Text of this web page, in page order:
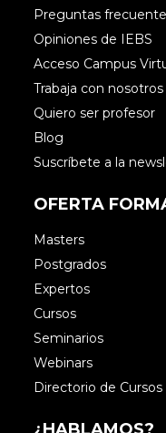
Preguntas
Opiniones de IEBS
Acceso Campus
Trabaja con nosotros
Quiero ser profesor
Blog
Suscríbete a la
OFERTA
Masters
Postgrados
Expertos
Cursos
Seminarios
Webinars
Directorio de Cursos